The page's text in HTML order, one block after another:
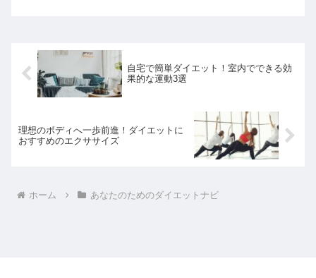
自宅で簡単ダイエット！室内でできる効
果的な運動3選
理想のボディへ一歩前進！ダイエットに
おすすめのエクササイズ
ホーム あなたのためのダイエットナビ